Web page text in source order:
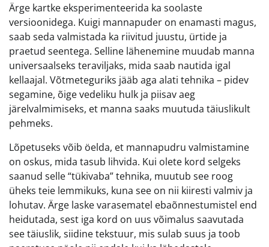
Ärge kartke eksperimenteerida ka soolaste
versioonidega. Kuigi mannapuder on enamasti magus,
saab seda valmistada ka riivitud juustu, ürtide ja
praetud seentega. Selline lähenemine muudab manna
universaalseks teraviljaks, mida saab nautida igal
kellaajal. Võtmeteguriks jääb aga alati tehnika – pidev
segamine, õige vedeliku hulk ja piisav aeg
järelvalmimiseks, et manna saaks muutuda täiuslikult
pehmeks.
Lõpetuseks võib öelda, et mannapudru valmistamine
on oskus, mida tasub lihvida. Kui olete kord selgeks
saanud selle “tükivaba” tehnika, muutub see roog
üheks teie lemmikuks, kuna see on nii kiiresti valmiv ja
lohutav. Ärge laske varasematel ebaõnnestumistel end
heidutada, sest iga kord on uus võimalus saavutada
see täiuslik, siidine tekstuur, mis sulab suus ja toob